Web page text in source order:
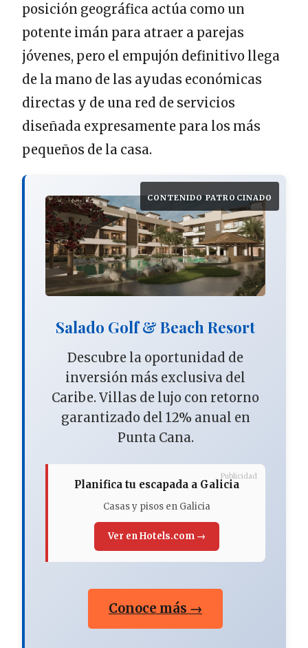
posición geográfica actúa como un
potente imán para atraer a parejas
jóvenes, pero el empujón definitivo llega
de la mano de las ayudas económicas
directas y de una red de servicios
diseñada expresamente para los más
pequeños de la casa.
CONTENIDO PATROCINADO
Salado Golf & Beach Resort
Descubre la oportunidad de
inversión más exclusiva del
Caribe. Villas de lujo con retorno
garantizado del 12% anual en
Punta Cana.
Planifica tu escapada a Galicia
Casas y pisos en Galicia
Ver en Hotels.com →
Publicidad
Conoce más →